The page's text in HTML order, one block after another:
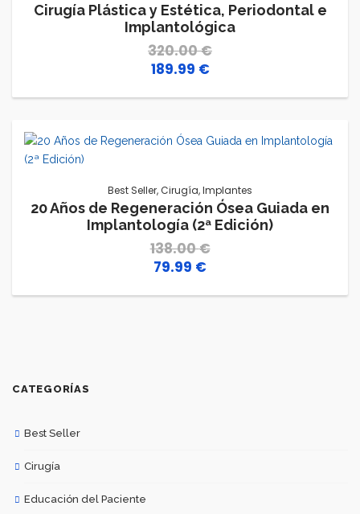
Cirugía Plástica y Estética, Periodontal e
Implantológica
320.00€
El
320.00 €.
189.99 €El
189.99 €.
Best Seller,Cirugía,Implantes
20 Años de Regeneración Ósea Guiada en
Implantología (2ª Edición)
138.00€
El
79.99 €
CATEGORÍAS
Best Seller
Cirugía
Educación del Paciente